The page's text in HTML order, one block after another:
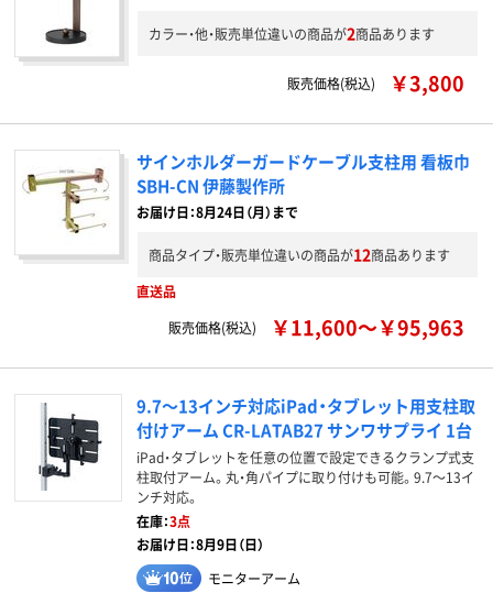
カラー・他・販売単位違いの商品が2商品あります
販売価格(税込) ￥3,800
サインホルダーガードケーブル支柱用 看板巾
SBH-CN 伊藤製作所
お届け日：8月24日（月）まで
商品タイプ・販売単位違いの商品が12商品あります
直送品
販売価格(税込)
￥11,600～￥95,963
9.7～13インチ対応iPad・タブレット用支柱取
付けアーム CR-LATAB27 サンワサプライ 1台
iPad・タブレットを任意の位置で設定できるクランプ式支
柱取付アーム。丸・角パイプに取り付けも可能。9.7～13イ
ンチ対応。
在庫：3点
お届け日：8月9日（日）
モニターアーム